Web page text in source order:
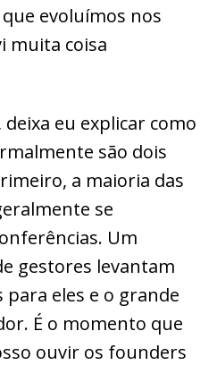
evoluímos nos
muita coisa
eu explicar como
são dois
a maioria das
se
Um
gestores levantam
eles e o grande
É o momento que
ouvir os founders